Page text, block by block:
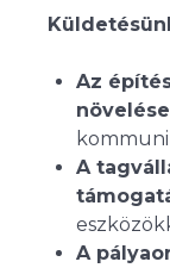
Az
növelése
A
A